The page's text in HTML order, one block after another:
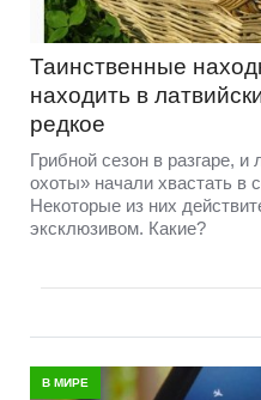
Таинственные
находить в
редкое
Грибной сезон в разгаре,
охоты» начали хвастать в
Некоторые из них
эксклюзивом. Какие?
В МИРЕ